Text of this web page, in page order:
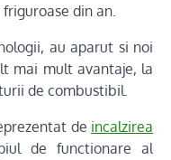
din an.
au aparut si noi
mai mult avantaje, la
de combustibil.
de incalzirea
de functionare al